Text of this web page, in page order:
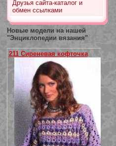
Друзья сайта-каталог и
обмен ссылками
Новые модели на нашей
"Энциклопедии вязания"
211 Сиреневая кофточка